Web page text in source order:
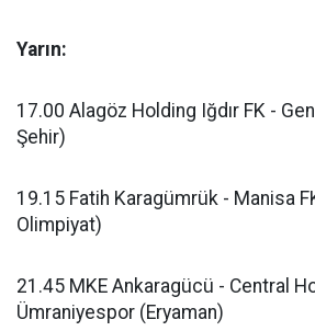
Yarın:
17.00 Alagöz Holding Iğdır FK -
Şehir)
19.15 Fatih Karagümrük - Manisa
Olimpiyat)
21.45 MKE Ankaragücü - Central
Ümraniyespor (Eryaman)